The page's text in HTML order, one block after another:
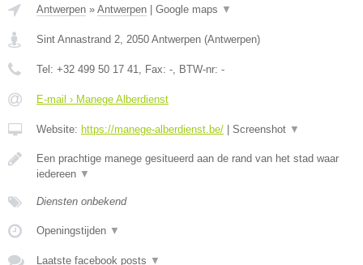
Antwerpen » Antwerpen Google maps ▼
Sint Annastrand 2, 2050 Antwerpen (Antwerpen)
Tel: +32 499 50 17 41, Fax: -, BTW-nr: -
E-mail › Manege Alberdienst
Website: https://manege-alberdienst.be/ Screenshot ▼
Een prachtige manege gesitueerd aan de rand van het stad waar
iedereen ▼
Diensten onbekend
Openingstijden ▼
Laatste facebook posts ▼